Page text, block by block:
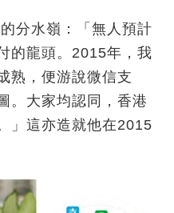
分水嶺：「無人預計
的龍頭。2015年，我
熟，便游說微信支
。大家均認同，香港
」這亦造就他在2015